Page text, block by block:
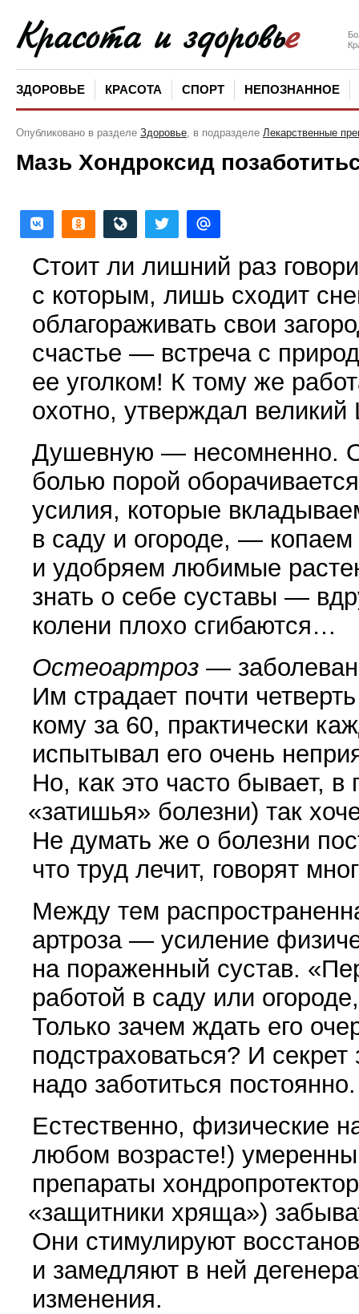
ЗДОРОВЬЕ КРАСОТА СПОРТ НЕПОЗНАННОЕ
Опубликовано в разделе Здоровье, в подразделе Лекарственные
Мазь Хондроксид
Стоит ли лишний раз
с которым, лишь сходит
облагораживать свои
счастье — встреча с
ее уголком! К тому же
охотно, утверждал
Душевную — несомненно.
болью порой
усилия, которые
в саду и огороде, —
и удобряем любимые
знать о себе суставы —
колени плохо сгибаются…
Остеоартроз —
Им страдает почти
кому за 60, практически
испытывал его очень
Но, как это часто бывает,
«затишья» болезни) так
Не думать же о болезни
что труд лечит, говорят
Между тем
артроза — усиление
на пораженный сустав. «
работой в саду или
Только зачем ждать его
подстраховаться? И
надо заботиться постоянно.
Естественно, физические
любом возрасте!)
препараты
«защитники хряща»)
Они стимулируют
и замедляют в ней
изменения.